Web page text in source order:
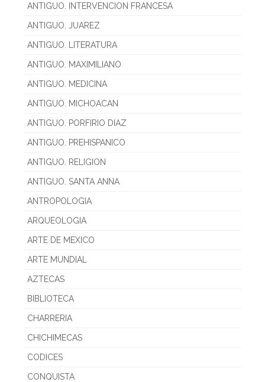
ANTIGUO. INTERVENCION FRANCESA
ANTIGUO. JUAREZ
ANTIGUO. LITERATURA
ANTIGUO. MAXIMILIANO
ANTIGUO. MEDICINA
ANTIGUO. MICHOACAN
ANTIGUO. PORFIRIO DIAZ
ANTIGUO. PREHISPANICO
ANTIGUO. RELIGION
ANTIGUO. SANTA ANNA
ANTROPOLOGIA
ARQUEOLOGIA
ARTE DE MEXICO
ARTE MUNDIAL
AZTECAS
BIBLIOTECA
CHARRERIA
CHICHIMECAS
CODICES
CONQUISTA